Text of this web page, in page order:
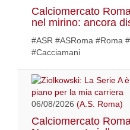
Calciomercato
nel mirino: ancora
#ASR #ASRoma #Roma
#Cacciamani
06/08/2026 (A.S. Roma)
Calciomercato